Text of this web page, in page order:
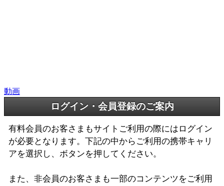
動画
ログイン・会員登録のご案内
有料会員のお客さまもサイトご利用の際にはログイン
が必要となります。下記の中からご利用の携帯キャリ
アを選択し、ボタンを押してください。
また、非会員のお客さまも一部のコンテンツをご利用